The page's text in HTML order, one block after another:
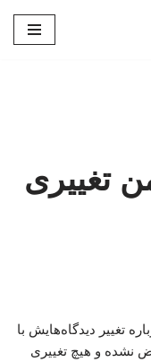
تغییری
تغییر دیدگاه‌هایش با
عوض نشده و هیچ تغییری